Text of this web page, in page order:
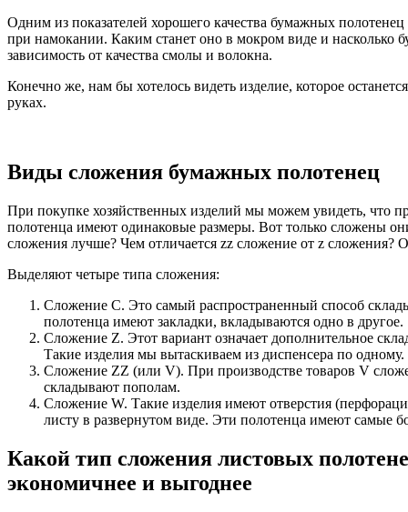
Одним из показателей хорошего качества бумажных полотенец
при намокании. Каким станет оно в мокром виде и насколько
зависимость от качества смолы и волокна.
Конечно же, нам бы хотелось видеть изделие, которое
руках.
Виды сложения бумажных полотенец
При покупке хозяйственных изделий мы можем увидеть, что
полотенца имеют одинаковые размеры. Вот только сложены
сложения лучше? Чем отличается zz сложение от z сложения?
Выделяют четыре типа сложения:
Сложение С. Это самый распространенный способ
полотенца имеют закладки, вкладываются одно в другое.
Сложение Z. Этот вариант означает дополнительное
Такие изделия мы вытаскиваем из диспенсера по одному.
Сложение ZZ (или V). При производстве товаров V
складывают пополам.
Сложение W. Такие изделия имеют отверстия
листу в развернутом виде. Эти полотенца имеют самые
Какой тип сложения листовых
экономичнее и выгоднее